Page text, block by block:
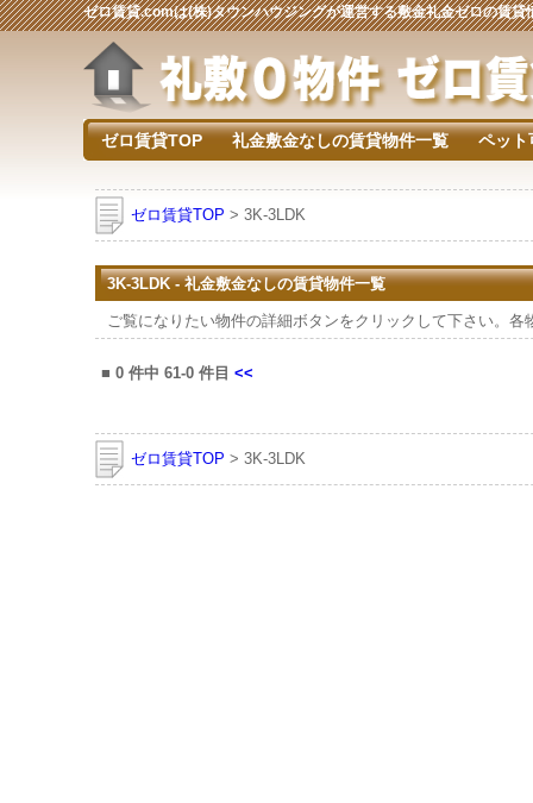
ゼロ賃貸.comは(株)タウンハウジングが運営する敷金礼金ゼロの賃貸
ゼロ賃貸TOP 礼金敷金なしの賃貸物件一覧 ペット
ゼロ賃貸TOP > 3K-3LDK
3K-3LDK - 礼金敷金なしの賃貸物件一覧
ご覧になりたい物件の詳細ボタンをクリックして下さい。各
■ 0 件中 61-0 件目 <<
ゼロ賃貸TOP > 3K-3LDK